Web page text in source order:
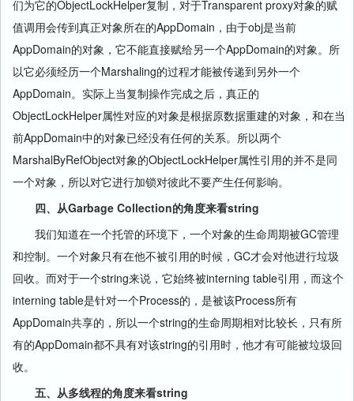
们为它的ObjectLockHelper复制，对于Transparent proxy对象的赋
值调用会传到真正对象所在的AppDomain，由于obj是当前
AppDomain的对象，它不能直接赋给另一个AppDomain的对象。所
以它必须经历一个Marshaling的过程才能被传递到另外一个
AppDomain。实际上当复制操作完成之后，真正的
ObjectLockHelper属性对应的对象是根据原数据重建的对象，和在当
前AppDomain中的对象已经没有任何的关系。所以两个
MarshalByRefObject对象的ObjectLockHelper属性引用的并不是同
一个对象，所以对它进行加锁对彼此不要产生任何影响。
四、从Garbage Collection的角度来看string
我们知道在一个托管的环境下，一个对象的生命周期被GC管理
和控制。一个对象只有在他不被引用的时候，GC才会对他进行垃圾
回收。而对于一个string来说，它始终被interning table引用，而这个
interning table是针对一个Process的，是被该Process所有
AppDomain共享的，所以一个string的生命周期相对比较长，只有所
有的AppDomain都不具有对该string的引用时，他才有可能被垃圾回
收。
五、从多线程的角度来看string